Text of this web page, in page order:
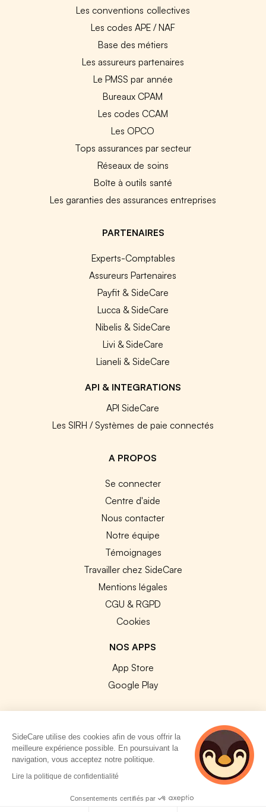
Les conventions collectives
Les codes APE / NAF
Base des métiers
Les assureurs partenaires
Le PMSS par année
Bureaux CPAM
Les codes CCAM
Les OPCO
Tops assurances par secteur
Réseaux de soins
Boîte à outils santé
Les garanties des assurances entreprises
PARTENAIRES
Experts-Comptables
Assureurs Partenaires
Payfit & SideCare
Lucca & SideCare
Nibelis & SideCare
Livi & SideCare
Lianeli & SideCare
API & INTEGRATIONS
API SideCare
Les SIRH / Systèmes de paie connectés
A PROPOS
Se connecter
Centre d'aide
Nous contacter
Notre équipe
Témoignages
Travailler chez SideCare
Mentions légales
CGU & RGPD
Cookies
NOS APPS
App Store
Google Play
© 2026 SideCare. Tous droits réservés.
SideCare utilise des cookies afin de vous offrir la
meilleure expérience possible. En poursuivant la
navigation, vous acceptez notre politique.
Lire la politique de confidentialité
Consentements certifiés par
4 personnes
consultent
actuellement cette